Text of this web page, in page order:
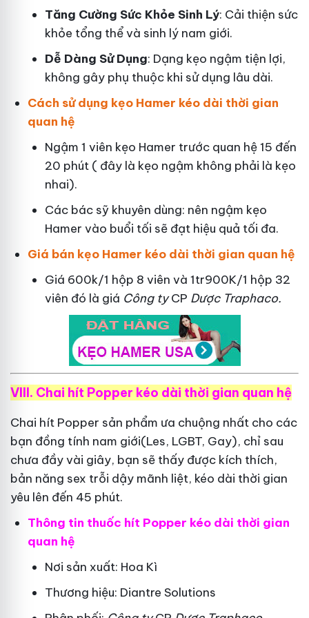
Tăng Cường Sức Khỏe Sinh Lý: Cải thiện sức
khỏe tổng thể và sinh lý nam giới.
Dễ Dàng Sử Dụng: Dạng kẹo ngậm tiện lợi,
không gây phụ thuộc khi sử dụng lâu dài.
Cách sử dụng kẹo Hamer kéo dài thời gian
quan hệ
Ngậm 1 viên kẹo Hamer trước quan hệ 15 đến
20 phút ( đây là kẹo ngậm không phải là kẹo
nhai).
Các bác sỹ khuyên dùng: nên ngậm kẹo
Hamer vào buổi tối sẽ đạt hiệu quả tối đa.
Giá bán kẹo Hamer kéo dài thời gian quan hệ
Giá 600k/1 hộp 8 viên và 1tr900K/1 hộp 32
viên đó là giá Công tyCP Dược Traphaco.
VIII. Chai hít Popper kéo dài thời gian quan hệ
Chai hít Popper sản phẩm ưa chuộng nhất cho các
bạn đồng tính nam giới(Les, LGBT, Gay), chỉ sau
chưa đầy vài giây, bạn sẽ thấy được kích thích,
bản năng sex trỗi dậy mãnh liệt, kéo dài thời gian
yêu lên đến 45 phút.
Thông tin thuốc hít Popper kéo dài thời gian
quan hệ
Nơi sản xuất: Hoa Kì
Thương hiệu: Diantre Solutions